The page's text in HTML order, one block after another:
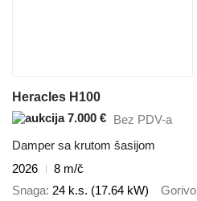
Heracles H100
7.000 € Bez PDV-a
Damper sa krutom šasijom
2026
8 m/č
Snaga 24 k.s. (17.64 kW) Gorivo